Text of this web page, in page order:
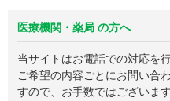
医療機関・薬局 の方へ
当サイトはお電話での対応を
ご希望の内容ごとにお問い合
すので、お手数ではございま